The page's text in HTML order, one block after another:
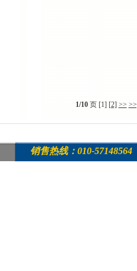
1/10页 [1] [2] >> >>|
销售热线：010-57148564